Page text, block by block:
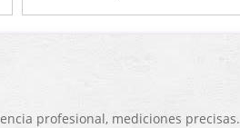
profesional, mediciones precisas.